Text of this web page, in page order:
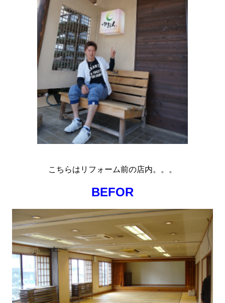
こちらはリフォーム前の店内。。。
BEFOR